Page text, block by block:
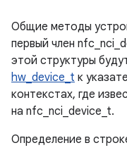
Общие методы
первый член
этой структуры
hw_device_t к
контекстах, где
на nfc_nci_device_t.
Определение в